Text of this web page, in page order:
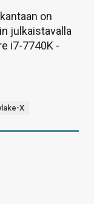
on
julkaistavalla
i7-7740K -
X